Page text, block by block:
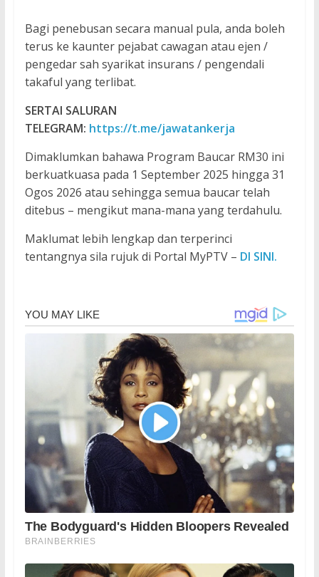
Bagi penebusan secara manual pula, anda boleh
terus ke kaunter pejabat cawagan atau ejen /
pengedar sah syarikat insurans / pengendali
takaful yang terlibat.
SERTAI SALURAN
TELEGRAM: https://t.me/jawatankerja
Dimaklumkan bahawa Program Baucar RM30 ini
berkuatkuasa pada 1 September 2025 hingga 31
Ogos 2026 atau sehingga semua baucar telah
ditebus – mengikut mana-mana yang terdahulu.
Maklumat lebih lengkap dan terperinci
tentangnya sila rujuk di Portal MyPTV – DI SINI.